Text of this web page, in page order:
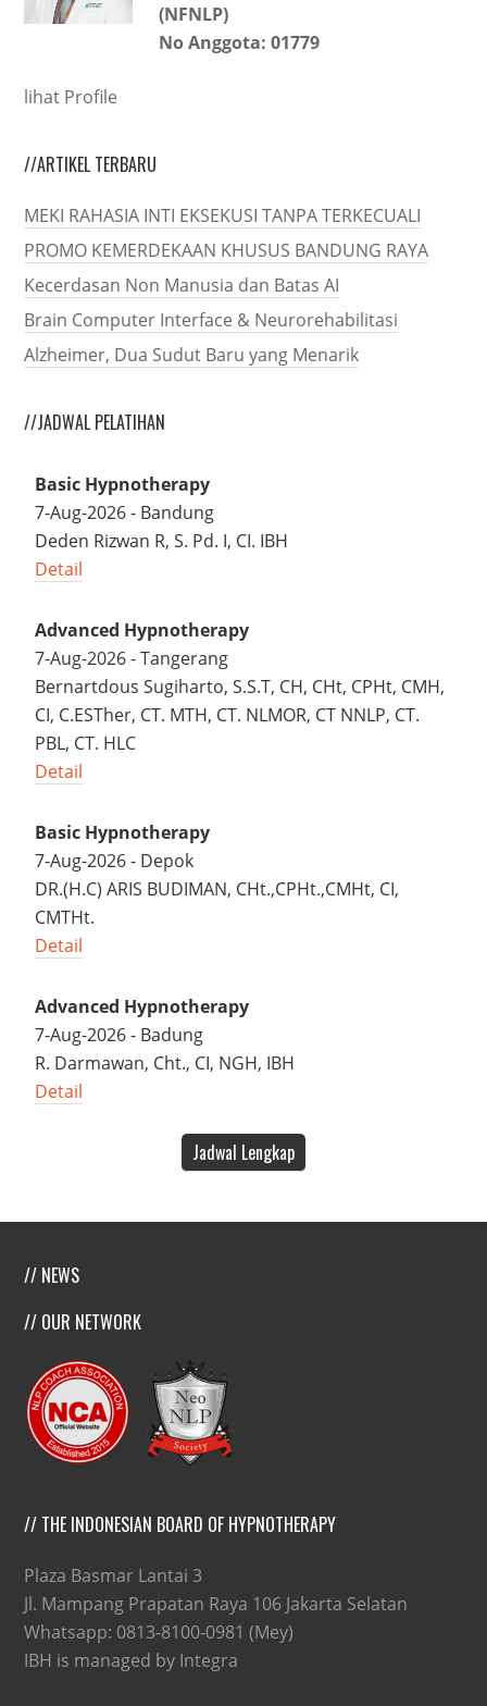
(NFNLP)
No Anggota: 01779
lihat Profile
//ARTIKEL TERBARU
MEKI RAHASIA INTI EKSEKUSI TANPA TERKECUALI
PROMO KEMERDEKAAN KHUSUS BANDUNG RAYA
Kecerdasan Non Manusia dan Batas AI
Brain Computer Interface & Neurorehabilitasi
Alzheimer, Dua Sudut Baru yang Menarik
//JADWAL PELATIHAN
Basic Hypnotherapy
7-Aug-2026 - Bandung
Deden Rizwan R, S. Pd. I, CI. IBH
Detail
Advanced Hypnotherapy
7-Aug-2026 - Tangerang
Bernartdous Sugiharto, S.S.T, CH, CHt, CPHt, CMH,
CI, C.ESTher, CT. MTH, CT. NLMOR, CT NNLP, CT.
PBL, CT. HLC
Detail
Basic Hypnotherapy
7-Aug-2026 - Depok
DR.(H.C) ARIS BUDIMAN, CHt.,CPHt.,CMHt, CI,
CMTHt.
Detail
Advanced Hypnotherapy
7-Aug-2026 - Badung
R. Darmawan, Cht., CI, NGH, IBH
Detail
Jadwal Lengkap
// NEWS
// OUR NETWORK
// THE INDONESIAN BOARD OF HYPNOTHERAPY
Plaza Basmar Lantai 3
Jl. Mampang Prapatan Raya 106 Jakarta Selatan
Whatsapp: 0813-8100-0981 (Mey)
IBH is managed by Integra